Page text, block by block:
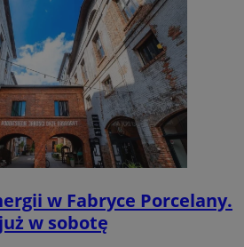
w Fabryce Porcelany.
w sobotę